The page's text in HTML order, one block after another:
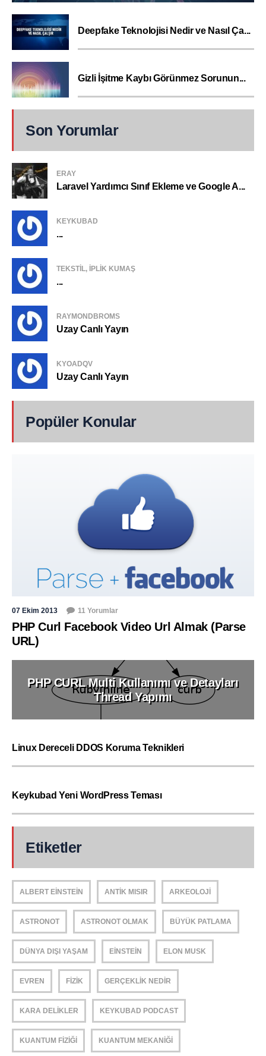
Deepfake Teknolojisi Nedir ve Nasıl Ça...
Gizli İşitme Kaybı Görünmez Sorunun...
Son Yorumlar
ERAY
Laravel Yardımcı Sınıf Ekleme ve Google A...
KEYKUBAD
...
TEKSTIL, IPLIK KUMAŞ
...
RAYMONDBROMS
Uzay Canlı Yayın
KYOADQV
Uzay Canlı Yayın
Popüler Konular
07 Ekim 2013 11 Yorumlar
PHP Curl Facebook Video Url Almak (Parse
URL)
PHP CURL Multi Kullanımı ve Detayları
Thread Yapımı
Linux Dereceli DDOS Koruma Teknikleri
Keykubad Yeni WordPress Teması
Etiketler
ALBERT EINSTEIN ANTIK MISIR ARKEOLOJI
ASTRONOT ASTRONOT OLMAK BÜYÜK PATLAMA
DÜNYA DIŞI YAŞAM EINSTEIN ELON MUSK
EVREN FIZIK GERÇEKLIK NEDIR
KARA DELIKLER KEYKUBAD PODCAST
KUANTUM FIZIĞI KUANTUM MEKANIĞI